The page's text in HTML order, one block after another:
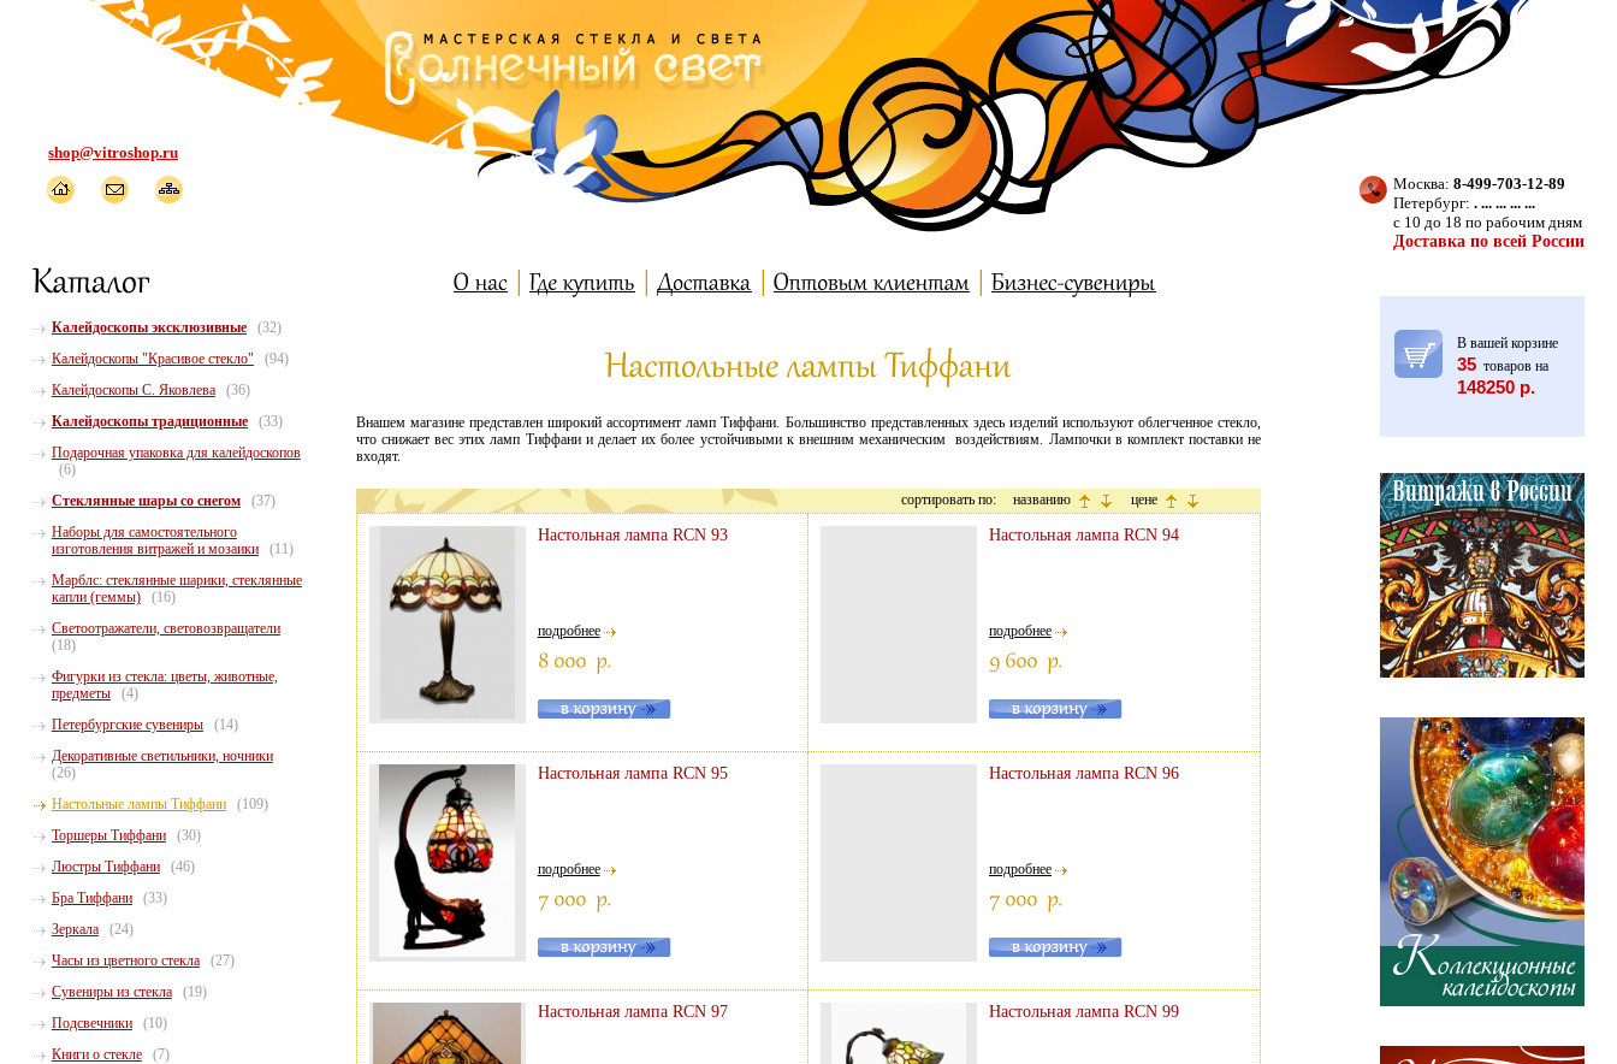
shop@vitroshop.ru
Москва:8-499-703-12-89
Петербург:. ... ... ... ...
с 10 до 18 по рабочим дням
Доставка по всей России
Внашем магазине представлен широкий ассортимент ламп Тиффани. Большинство представленных здесь изделий используют облегченное стекло,
что снижает вес этих ламп Тиффани и делает их более устойчивыми к внешним механическим воздействиям. Лампочки в комплект поставки не
входят.
сортировать по: названию цене
Настольная лампа RCN 93
подробнее
Настольная лампа RCN 94
подробнее
Настольная лампа RCN 95
подробнее
Настольная лампа RCN 96
подробнее
Настольная лампа RCN 97 Настольная лампа RCN 99
Калейдоскопы эксклюзивные
(32)
Калейдоскопы "Красивое стекло"
(94)
Калейдоскопы С. Яковлева
(36)
Калейдоскопы традиционные
(33)
Подарочная упаковка для калейдоскопов
(6)
Стеклянные шары со снегом
(37)
Наборы для самостоятельного
изготовления витражей и мозаики
(11)
Марблс: стеклянные шарики, стеклянные
капли (геммы)
(16)
Светоотражатели, световозвращатели
(18)
Фигурки из стекла: цветы, животные,
предметы
(4)
Петербургские сувениры
(14)
Декоративные светильники, ночники
(26)
Настольные лампы Тиффани
(109)
Торшеры Тиффани
(30)
Люстры Тиффани
(46)
Бра Тиффани
(33)
Зеркала
(24)
Часы из цветного стекла
(27)
Сувениры из стекла
(19)
Подсвечники
(10)
Книги о стекле
(7)
В вашей корзине
35 товаров на
148250 р.